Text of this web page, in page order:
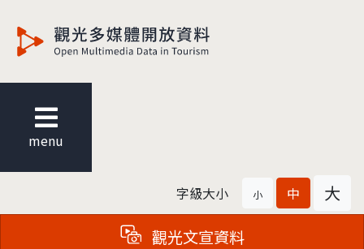
menu
字級大小 小 中 大
觀光文宣資料